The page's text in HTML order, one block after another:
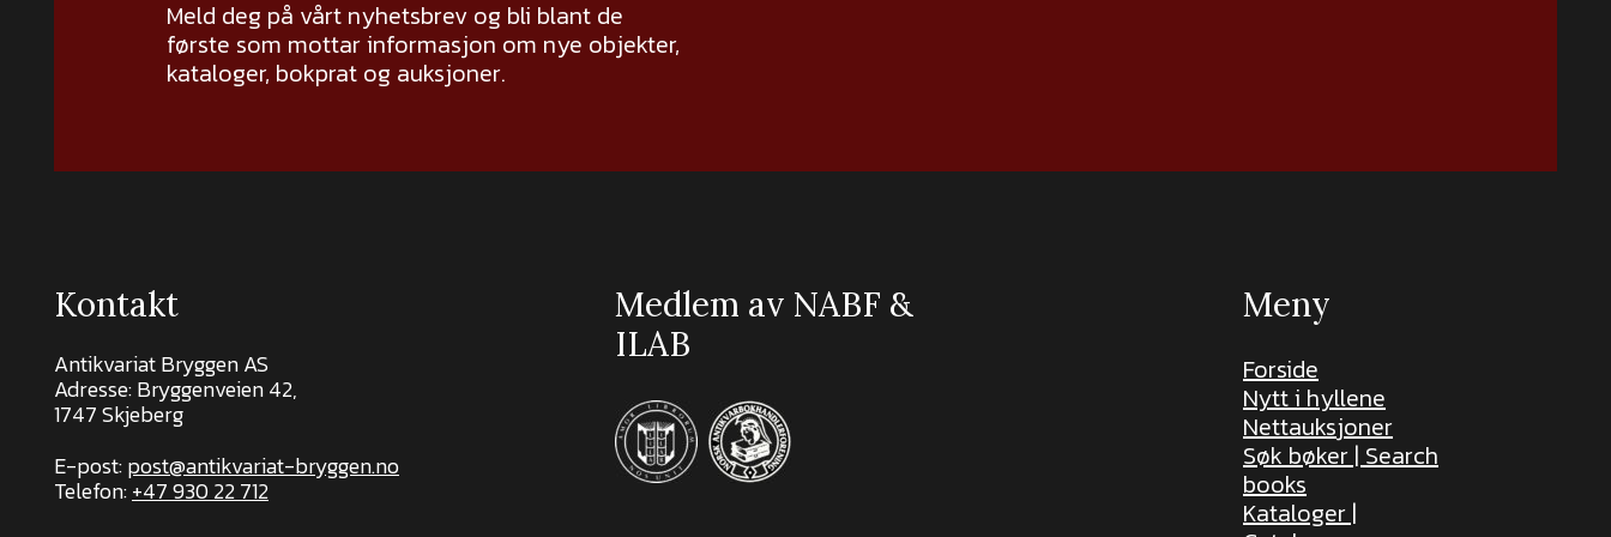
Meld deg på vårt nyhetsbrev og bli blant de
første som mottar informasjon om nye objekter,
kataloger, bokprat og auksjoner.
Kontakt
Antikvariat Bryggen AS
Adresse: Bryggenveien 42,
1747 Skjeberg
E-post:post@antikvariat-bryggen.no
Telefon:+47 930 22 712
Medlem av NABF &
ILAB
Meny
Forside
Nytt i hyllene
Nettauksjoner
Søk bøker | Search
books
Kataloger |